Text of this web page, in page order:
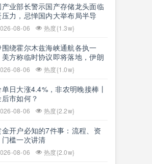
业部长警示国产存储龙头面临
力，忌惮国内大举布局半导
吁加码本土资本投入避免优势
08-06 热度{1.3w}
围绕霍尔木兹海峡通航各执一
方称临时协议即将落地，伊朗
与阿曼双边磋商、通航恢复取
美方态度
08-06 热度{1.0w}
日大涨4.4%，非农明晚接棒丨
市如何？
08-06 热度{2.2w}
开户必知的7件事：流程、资
槛一次讲清
08-06 热度{2.0w}